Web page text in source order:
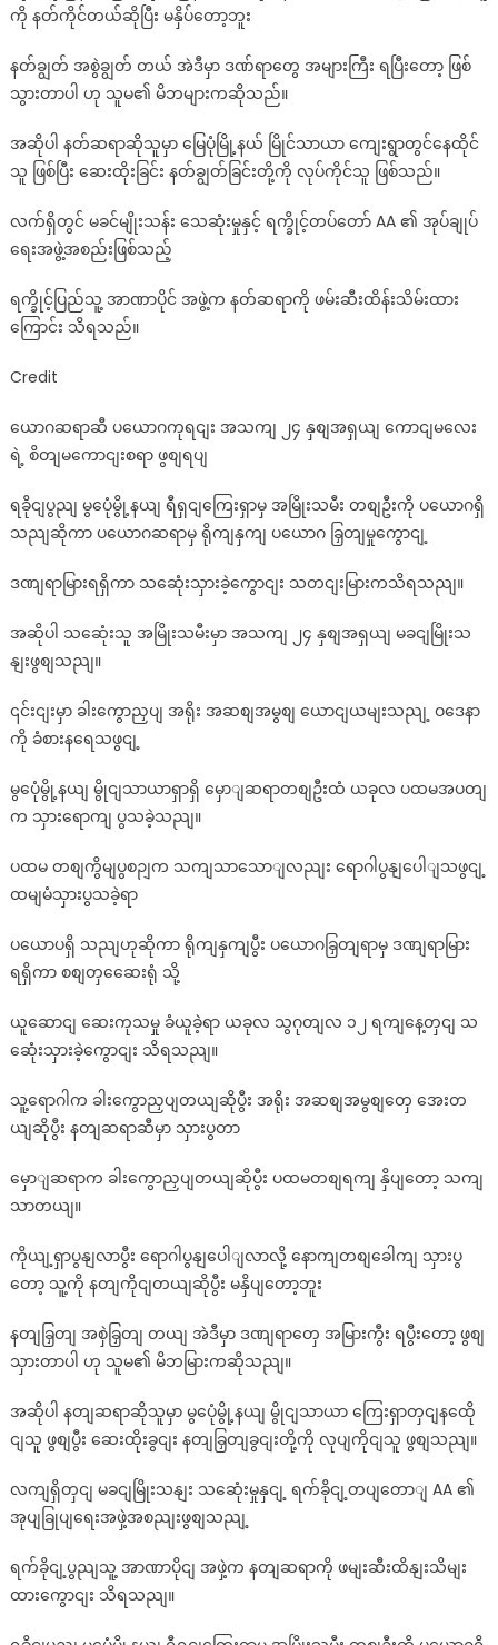
ကို နတ်ကိုင်တယ်ဆိုပြီး မနှိပ်တော့ဘူး
နတ်ချွတ် အစွဲချွတ် တယ် အဲဒီမှာ ဒဏ်ရာတွေ အများကြီး ရပြီးတော့ ဖြစ်
သွားတာပါ ဟု သူမ၏ မိဘများကဆိုသည်။
အဆိုပါ နတ်ဆရာဆိုသူမှာ မြေပုံမြို့နယ် မြိုင်သာယာ ကျေးရွာတွင်နေထိုင်
သူ ဖြစ်ပြီး ဆေးထိုးခြင်း နတ်ချွတ်ခြင်းတို့ကို လုပ်ကိုင်သူ ဖြစ်သည်။
လက်ရှိတွင် မခင်မျိုးသန်း သေဆုံးမှုနှင့် ရက္ခိုင့်တပ်တော် AA ၏ အုပ်ချုပ်
ရေးအဖွဲ့အစည်းဖြစ်သည့်
ရက္ခိုင့်ပြည်သူ့ အာဏာပိုင် အဖွဲ့က နတ်ဆရာကို ဖမ်းဆီးထိန်းသိမ်းထား
ကြောင်း သိရသည်။
Credit
ယောဂဆရာဆီ ပယောဂကုရငျး အသကျ ၂၄ နှစျအရှယျ ကောငျမလေး
ရဲ့ စိတျမကောငျးစရာ ဖွစျရပျ
ရခိုငျပွညျ မွပေုံမွို့နယျ ရီရှငျကြေးရှာမှ အမြိုးသမီး တစျဦးကို ပယောဂရှိ
သညျဆိုကာ ပယောဂဆရာမှ ရိုကျနှကျ ပယောဂ ခြှတျမှုကွောငျ့
ဒဏျရာမြားရရှိကာ သဆေုံးသှားခဲ့ကွောငျး သတငျးမြားကသိရသညျ။
အဆိုပါ သဆေုံးသူ အမြိုးသမီးမှာ အသကျ ၂၄ နှစျအရှယျ မခငျမြိုးသ
နျးဖွစျသညျ။
၎င်းငျးမှာ ခါးကွောညှပျ အရိုး အဆစျအမွစျ ယောငျယမျးသညျ့ ဝဒေနာ
ကို ခံစားနရေသဖွငျ့
မွပေုံမွို့နယျ မွိုငျသာယာရှာရှိ မှောျဆရာတစျဦးထံ ယခုလ ပထမအပတျ
က သှားရောကျ ပွသခဲ့သညျ။
ပထမ တစျကွိမျပွစဉျက သကျသာသောျလညျး ရောဂါပွနျပေါျသဖွငျ့
ထမျမံသှားပွသခဲ့ရာ
ပယောပရှိ သညျဟုဆိုကာ ရိုကျနှကျပွီး ပယောဂခြှတျရာမှ ဒဏျရာမြား
ရရှိကာ စစျတှဆေေးရုံ သို့
ယူဆောငျ ဆေးကုသမှု ခံယူခဲ့ရာ ယခုလ သွဂုတျလ ၁၂ ရကျနေ့တှငျ သ
ဆေုံးသှားခဲ့ကွောငျး သိရသညျ။
သူ့ရောဂါက ခါးကွောညှပျတယျဆိုပွီး အရိုး အဆစျအမွစျတှေ အေးတ
ယျဆိုပွီး နတျဆရာဆီမှာ သှားပွတာ
မှောျဆရာက ခါးကွောညှပျတယျဆိုပွီး ပထမတစျရကျ နှိပျတော့ သကျ
သာတယျ။
ကိုယျ့ရှာပွနျလာပွီး ရောဂါပွနျပေါျလာလို့ နောကျတစျခေါကျ သှားပွ
တော့ သူ့ကို နတျကိုငျတယျဆိုပွီး မနှိပျတော့ဘူး
နတျခြှတျ အစှဲခြှတျ တယျ အဲဒီမှာ ဒဏျရာတှေ အမြားကွီး ရပွီးတော့ ဖွစျ
သှားတာပါ ဟု သူမ၏ မိဘမြားကဆိုသညျ။
အဆိုပါ နတျဆရာဆိုသူမှာ မွပေုံမွို့နယျ မွိုငျသာယာ ကြေးရှာတှငျနထေို
ငျသူ ဖွစျပွီး ဆေးထိုးခွငျး နတျခြှတျခွငျးတို့ကို လုပျကိုငျသူ ဖွစျသညျ။
လကျရှိတှငျ မခငျမြိုးသနျး သဆေုံးမှုနှငျ့ ရက်ခိုငျ့တပျတောျ AA ၏
အုပျခြုပျရေးအဖှဲ့အစညျးဖွစျသညျ့
ရက်ခိုငျ့ပွညျသူ့ အာဏာပိုငျ အဖှဲ့က နတျဆရာကို ဖမျးဆီးထိနျးသိမျး
ထားကွောငျး သိရသညျ။